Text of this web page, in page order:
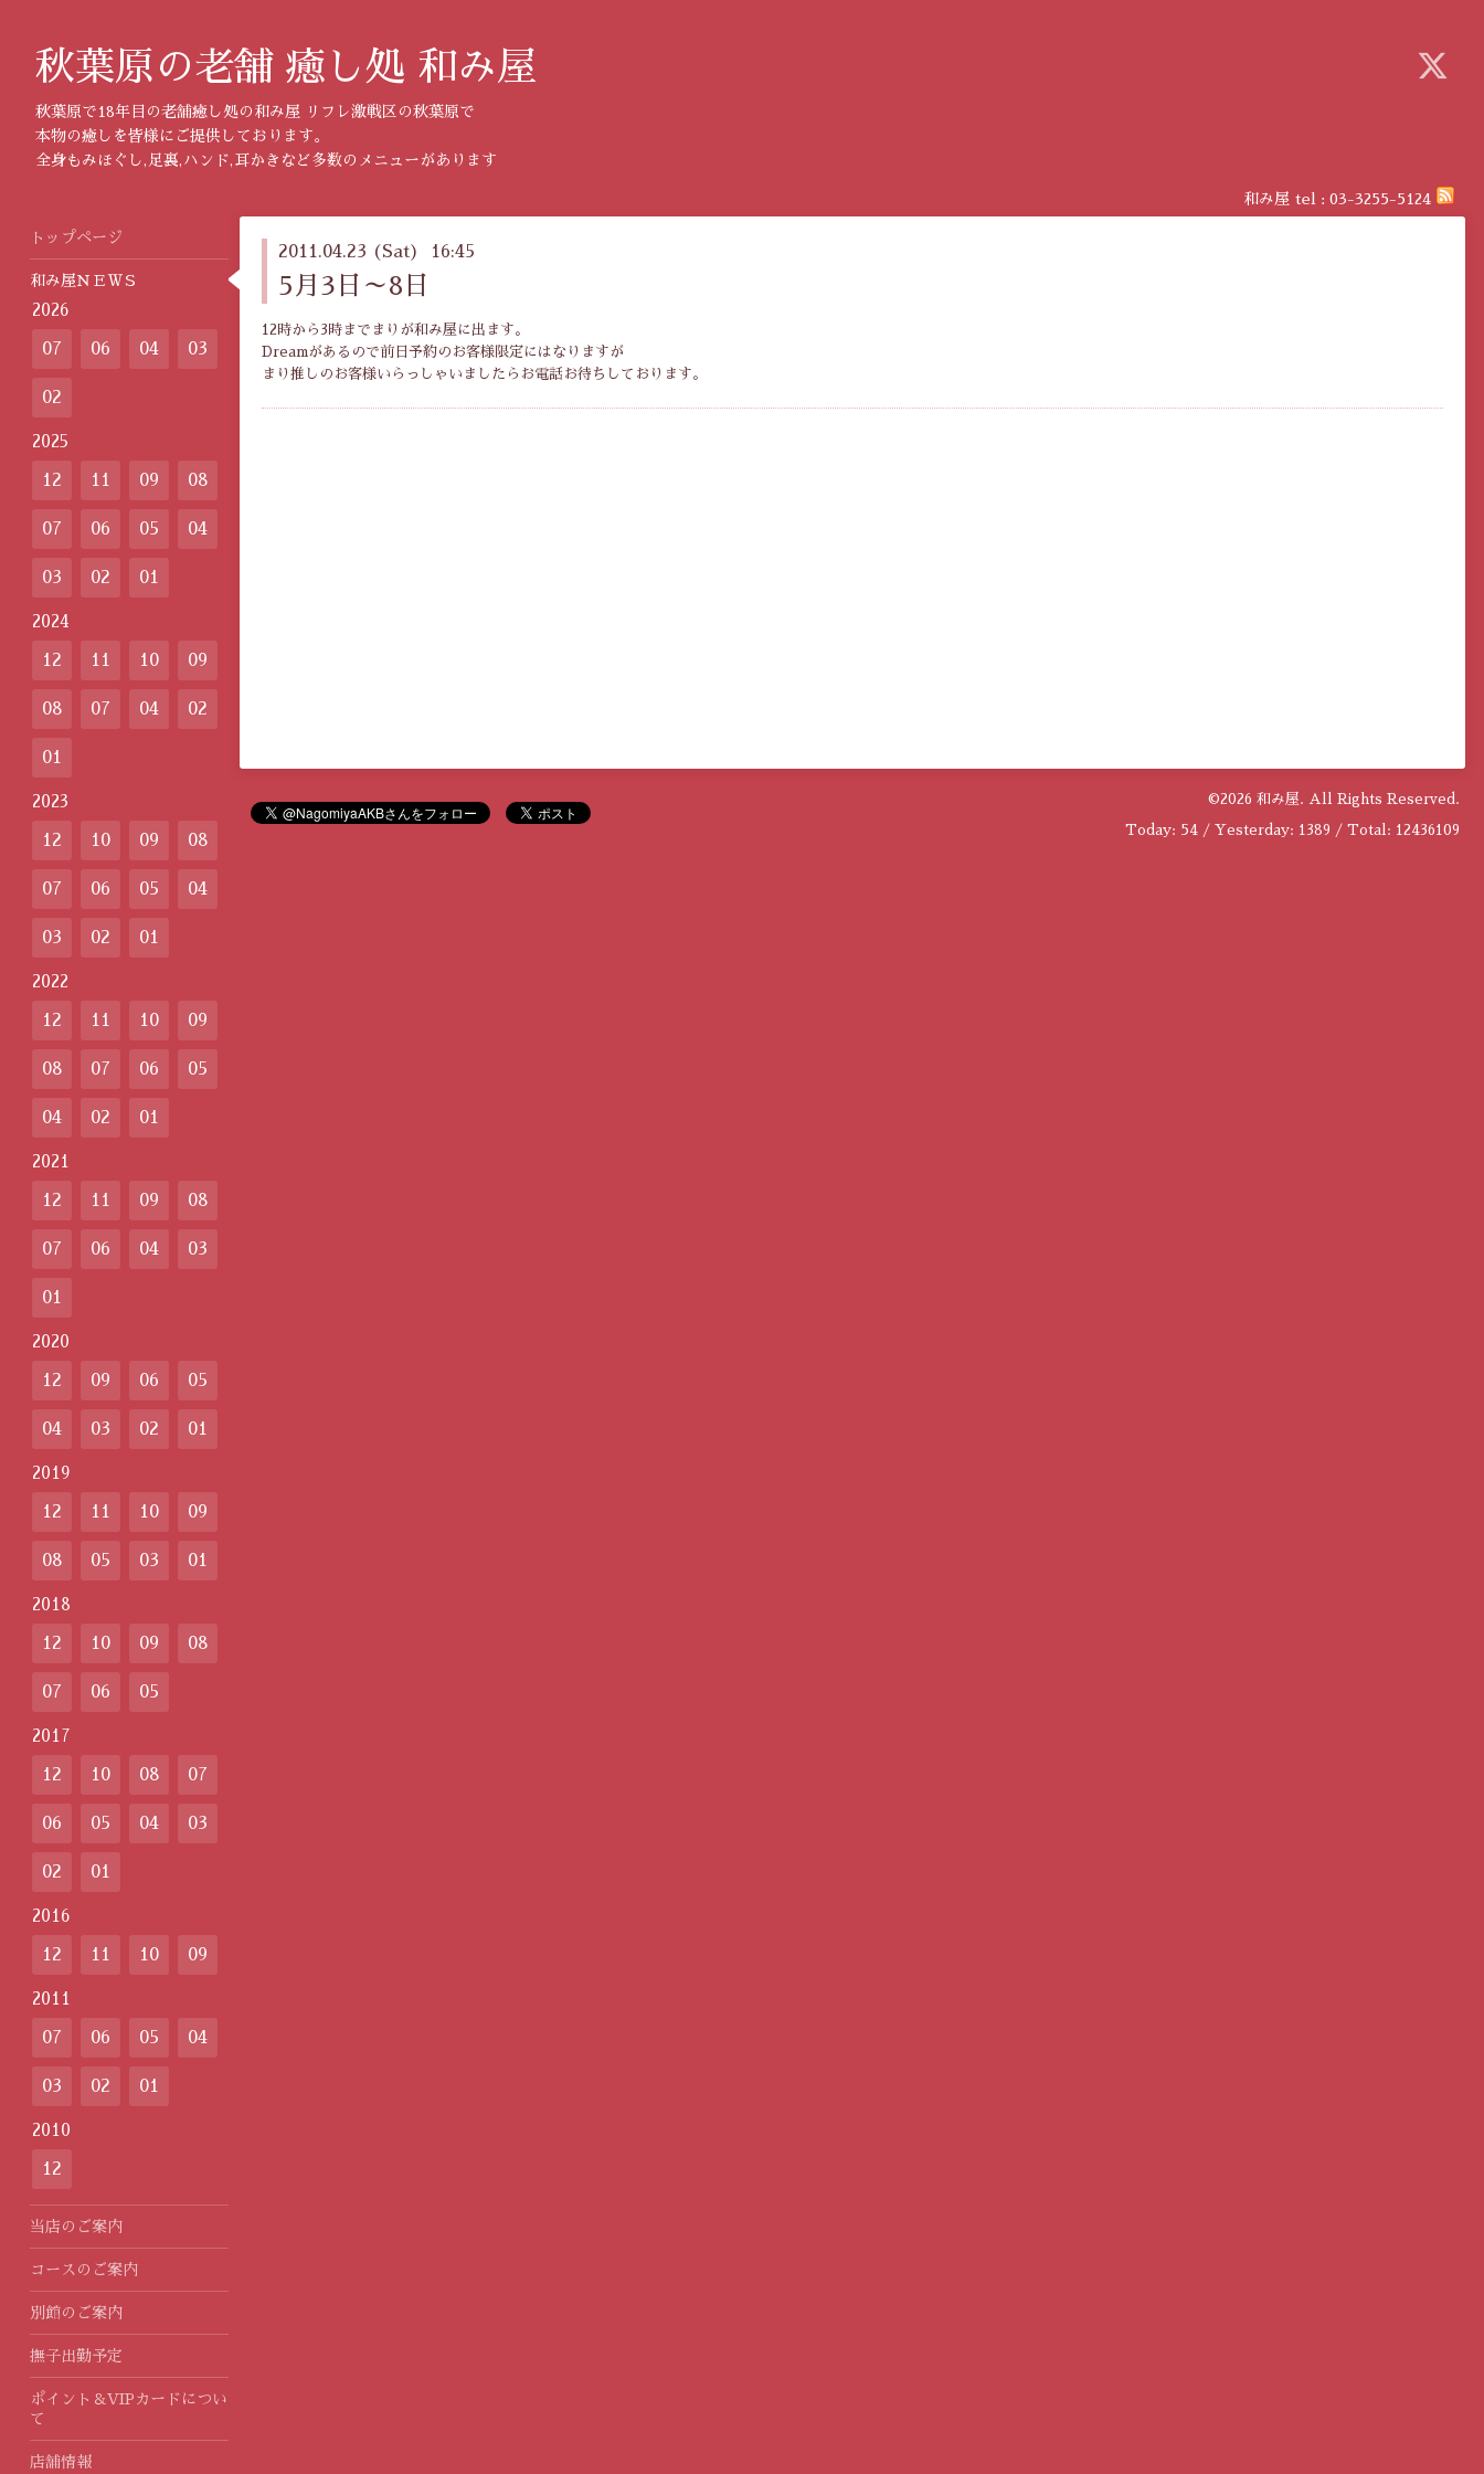
秋葉原の老舗 癒し処 和み屋
秋葉原で18年目の老舗癒し処の和み屋 リフレ激戦区の秋葉原で
本物の癒しを皆様にご提供しております。
全身もみほぐし,足裏,ハンド,耳かきなど多数のメニューがあります
和み屋 tel : 03-3255-5124
2011.04.23 (Sat) 16:45
5月3日～8日
12時から3時までまりが和み屋に出ます。
Dreamがあるので前日予約のお客様限定にはなりますが
まり推しのお客様いらっしゃいましたらお電話お待ちしております。
©2026 和み屋. All Rights Reserved.
Today: 54 / Yesterday: 1389 / Total: 12436109
トップページ
和み屋ＮＥＷＳ
2026
07 06 04 03
02
2025
12 11 09 08
07 06 05 04
03 02 01
2024
12 11 10 09
08 07 04 02
01
2023
12 10 09 08
07 06 05 04
03 02 01
2022
12 11 10 09
08 07 06 05
04 02 01
2021
12 11 09 08
07 06 04 03
01
2020
12 09 06 05
04 03 02 01
2019
12 11 10 09
08 05 03 01
2018
12 10 09 08
07 06 05
2017
12 10 08 07
06 05 04 03
02 01
2016
12 11 10 09
2011
07 06 05 04
03 02 01
2010
12
当店のご案内
コースのご案内
別館のご案内
撫子出勤予定
ポイント＆VIPカードについ
て
店舗情報